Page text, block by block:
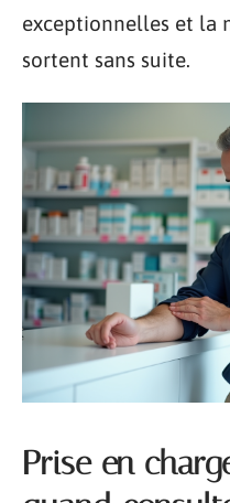
exceptionnelles et la
sortent sans suite.
Prise en